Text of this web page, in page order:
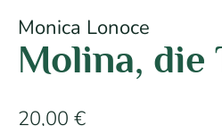
Monica Lonoce
Molina, die
20,00 €